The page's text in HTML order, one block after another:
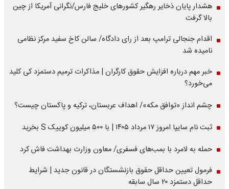
هشدار پایان ذخایر رهگیر کشورهای خلیج فارس/نگرانی آمریکا از چین
بالا گرفت
اقدام جنجالی ترامپ بعد از رای دادگاه/ سالن کاخ سفید مرکز نظامی
نامیده شد
خبر مهم درباره افزایش حقوق کارگران | مذاکرات ترمیم دستمزد کی کلید
می‌خورد؟
چشم انداز «توافق مکه»/ اهداف عربستان، ترکیه و پاکستان چیست؟
ثبت نام سایپا امروز ۱۷ مرداد ۱۴۰۵ | با ۵۰۰ میلیون کوییک S بخرید
حمله به لامرد با بمب‌های فسفری/ معاون وزارت بهداشت فاش کرد
فرمول تعیین حداقل حقوق بازنشستگان در قانون جدید | شرایط
حداقل دستمزد ۲۰ سال سابقه